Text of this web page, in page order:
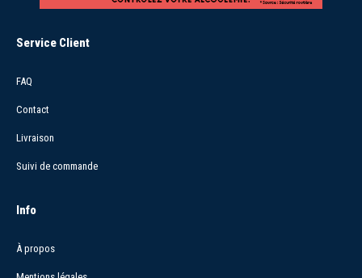
Service Client
FAQ
Contact
Livraison
Suivi de commande
Info
À propos